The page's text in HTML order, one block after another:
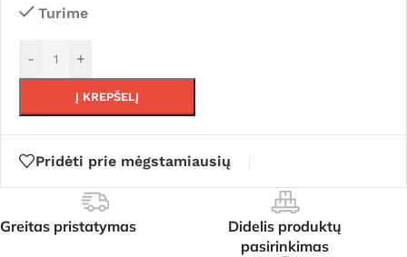
Turime
- +
Į KREPŠELĮ
Pridėti prie mėgstamiausių
Greitas pristatymas
Didelis produktų
pasirinkimas